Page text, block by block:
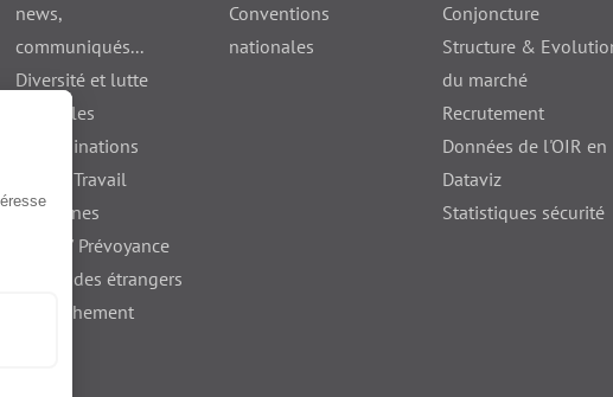
news,
communiqués...
Diversité et lutte
contre les
discriminations
France Travail
Les jeunes
Santé / Prévoyance
Travail des étrangers
/ Détachement
Conventions
nationales
Conjoncture
Structure &
du marché
Recrutement
Données de l'OIR en
Dataviz
Statistiques sécurité